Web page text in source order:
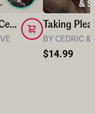
I Really Love_Cedric Playing with my Butt
BY CEDRIC &
$14.99